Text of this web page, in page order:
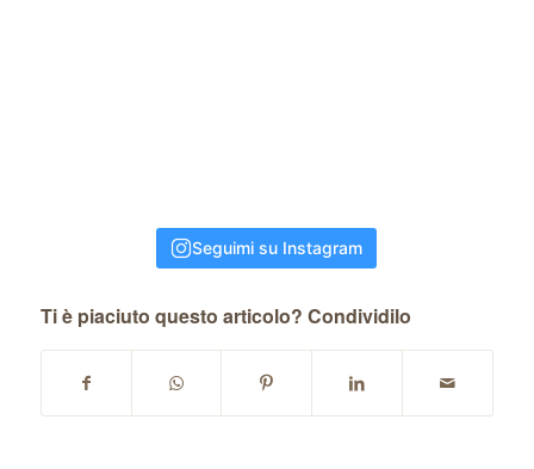
Seguimi su Instagram
Ti è piaciuto questo articolo? Condividilo